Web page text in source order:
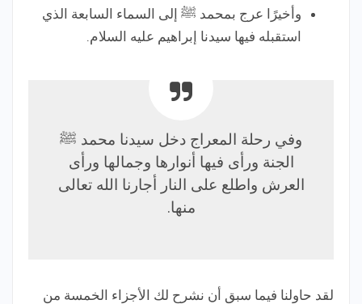
وأخيرًا عرج بمحمد ﷺ إلى السماء السابعة الذي
استقبله فيها سيدنا إبراهيم عليه السلام.
وفي رحلة المعراج دخل سيدنا محمد ﷺ
الجنة ورأى فيها أنوارها وجمالها ورأى
العرش واطلع على النار أجارنا الله تعالى
منها.
لقد حاولنا فيما سبق أن نشرح لك الأجزاء الخمسة من